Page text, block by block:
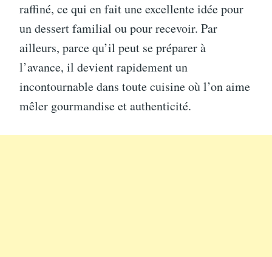
raffiné, ce qui en fait une excellente idée pour
un dessert familial ou pour recevoir. Par
ailleurs, parce qu’il peut se préparer à
l’avance, il devient rapidement un
incontournable dans toute cuisine où l’on aime
mêler gourmandise et authenticité.